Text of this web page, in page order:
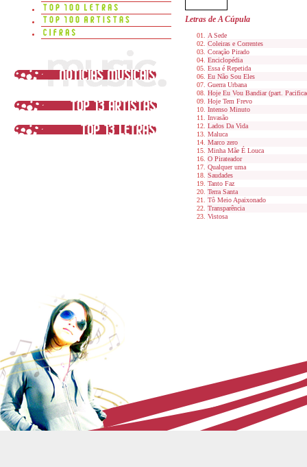
Letras de A Cúpula
A Sede
Coleiras e Correntes
Coração Pirado
Enciclopédia
Essa é Repetida
Eu Não Sou Eles
Guerra Urbana
Hoje Eu Vou Bandiar (part.
Hoje Tem Frevo
Intenso Minuto
Invasão
Lados Da Vida
Maluca
Marco zero
Minha Mãe É Louca
O Pirateador
Qualquer uma
Saudades
Tanto Faz
Terra Santa
Tô Meio Apaixonado
Transparência
Vistosa